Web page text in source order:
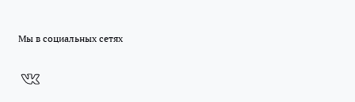
Мы в социальных сетях